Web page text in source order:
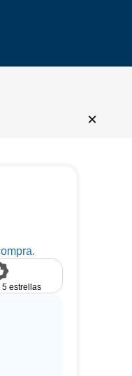
×
5 estrellas